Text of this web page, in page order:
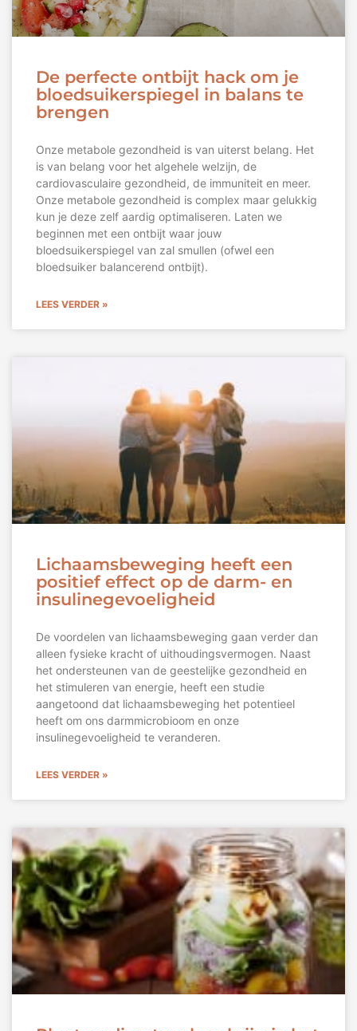
De perfecte ontbijt hack om je
bloedsuikerspiegel in balans te
brengen
Onze metabole gezondheid is van uiterst belang. Het
is van belang voor het algehele welzijn, de
cardiovasculaire gezondheid, de immuniteit en meer.
Onze metabole gezondheid is complex maar gelukkig
kun je deze zelf aardig optimaliseren. Laten we
beginnen met een ontbijt waar jouw
bloedsuikerspiegel van zal smullen (ofwel een
bloedsuiker balancerend ontbijt).
LEES VERDER »
Lichaamsbeweging heeft een
positief effect op de darm- en
insulinegevoeligheid
De voordelen van lichaamsbeweging gaan verder dan
alleen fysieke kracht of uithoudingsvermogen. Naast
het ondersteunen van de geestelijke gezondheid en
het stimuleren van energie, heeft een studie
aangetoond dat lichaamsbeweging het potentieel
heeft om ons darmmicrobioom en onze
insulinegevoeligheid te veranderen.
LEES VERDER »